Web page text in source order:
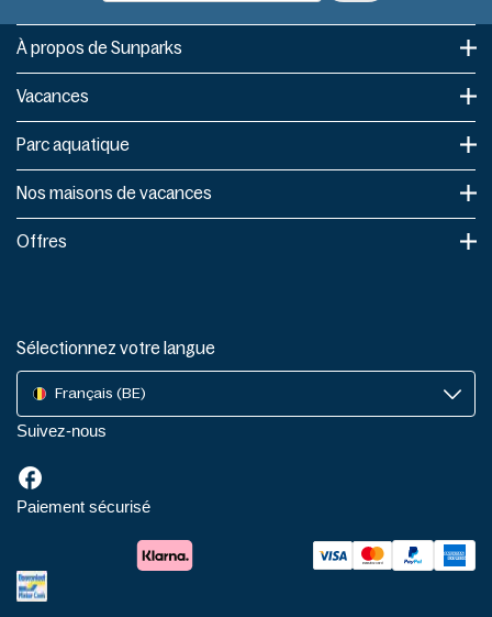
À propos de Sunparks
Vacances
Parc aquatique
Nos maisons de vacances
Offres
Sélectionnez votre langue
Français (BE)
Suivez-nous
Paiement sécurisé